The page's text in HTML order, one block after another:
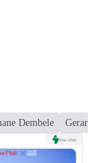
Dembele